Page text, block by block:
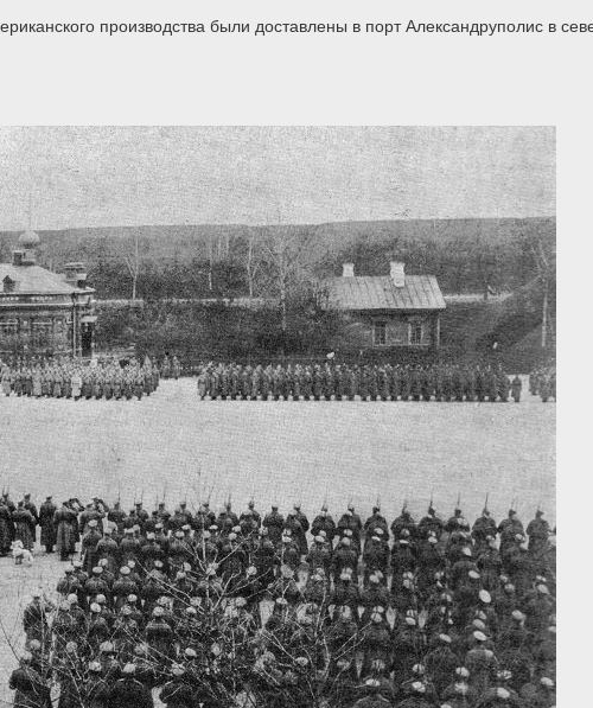
производства были доставлены в порт Александруполис в